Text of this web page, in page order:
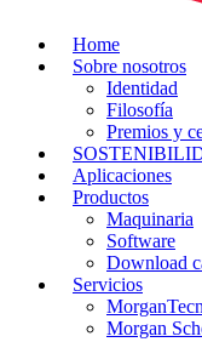
Home
Sobre nosotros
Identidad
Filosofía
Premios y
Aplicaciones
Productos
Maquinaria
Software
Download
Servicios
Morgan